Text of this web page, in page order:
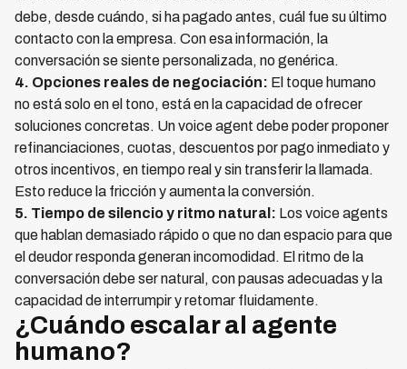
debe, desde cuándo, si ha pagado antes, cuál fue su último
contacto con la empresa. Con esa información, la
conversación se siente personalizada, no genérica.
4. Opciones reales de negociación: El toque humano
no está solo en el tono, está en la capacidad de ofrecer
soluciones concretas. Un voice agent debe poder proponer
refinanciaciones, cuotas, descuentos por pago inmediato y
otros incentivos, en tiempo real y sin transferir la llamada.
Esto reduce la fricción y aumenta la conversión.
5. Tiempo de silencio y ritmo natural: Los voice agents
que hablan demasiado rápido o que no dan espacio para que
el deudor responda generan incomodidad. El ritmo de la
conversación debe ser natural, con pausas adecuadas y la
capacidad de interrumpir y retomar fluidamente.
¿Cuándo escalar al agente
humano?